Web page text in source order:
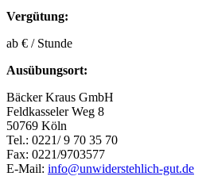
Vergütung:
ab € / Stunde
Ausübungsort:
Bäcker Kraus GmbH
Feldkasseler Weg 8
50769 Köln
Tel.: 0221/ 9 70 35 70
Fax: 0221/9703577
E-Mail: info@unwiderstehlich-gut.de